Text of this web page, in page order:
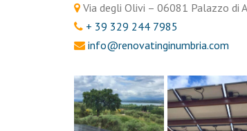
Via degli Olivi – 06081 Palazzo di
+ 39 329 244 7985
info@renovatinginumbria.com